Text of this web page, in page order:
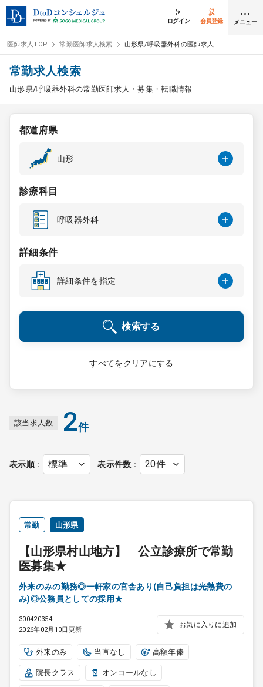
ログイン 会員登録 メニュー
ログイン
医師求人
常勤検索
スポット検索
DtoDの転職・
コンサルタント
成功事例
転職ノウハウ
受付時間 9:00 ～ 18:00（平日）
0120-337-613
クリニック開業
採用をお考えの医療機関の方
医師求人TOP 常勤医師求人検索 山形県/呼吸器外科の医師求人
常勤求人検索
山形県/呼吸器外科の常勤医師求人・募集・転職情報
都道府県
山形
診療科目
呼吸器外科
詳細条件
詳細条件を指定
検索する
すべてをクリアにする
該当求人数 2件
表示順 表示件数
常勤 山形県
【山形県村山地方】 公立診療所で常勤
医募集★
外来のみの勤務◎一軒家の官舎あり(自己負担は光熱費の
み)◎公務員としての採用★
300420354
2026年02月10日更新
お気に入りに追加
外来のみ 当直なし 高額年俸
院長クラス オンコールなし